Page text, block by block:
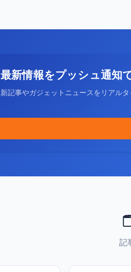
最新情報をプッシュ通知
新記事やガジェットニュースをリアル
記